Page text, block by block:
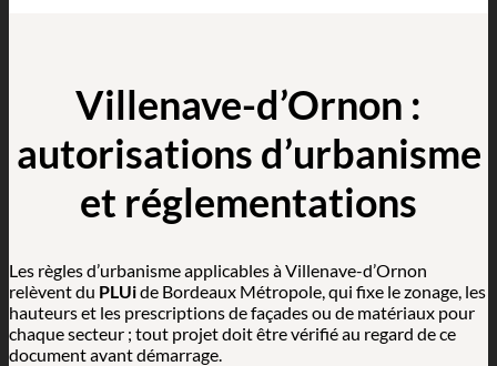
Villenave-d’Ornon :
autorisations d’urbanisme
et réglementations
Les règles d’urbanisme applicables à Villenave-d’Ornon
relèvent du PLUide Bordeaux Métropole, qui fixe le zonage, les
hauteurs et les prescriptions de façades ou de matériaux pour
chaque secteur ; tout projet doit être vérifié au regard de ce
document avant démarrage.